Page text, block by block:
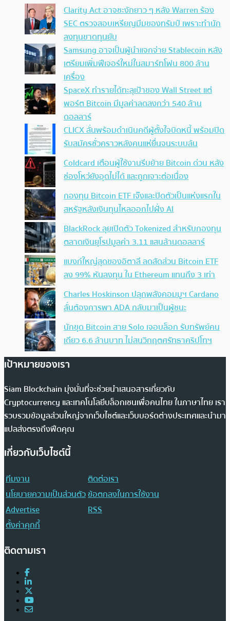
Clarity Act อาจชะงักยาว ๆ หลัง Warren ร้อง
SEC ตรวจสอบเหรียญมีมของทรัมป์ เพราะทำนัก
ลงทุนขาดทุนยับ
Samsung อาจเป็นผู้นำแจกจ่าย Stablecoin หลัง
เตรียมเพิ่มฟีเจอร์ใหม่ในสมาร์ทโฟน 800 ล้าน
เครื่อง
SpaceX ทำรายได้ทะลุเป้าของ Wall Street แต่
พอร์ต Bitcoin มีมูลค่าลดลงกว่า 540 ล้าน
ดอลลาร์
CLICX ลั่นพร้อมดำเนินคดีผู้ตั้งใจบิดหนี้ พร้อมปิด
รับสมัครชั่วคราวหลังคนแห่ยื่นจนระบบล้น
Coldcard เตือนผู้ใช้งานรีบย้าย Bitcoin ด่วน หลัง
ช่องโหว่ยังอุดไม่ได้ และถูกเจาะต่อเนื่อง
กองทุน Bitcoin ETF เจ๊งและปิดตัวเป็นแห่งแรกใน
สหรัฐหลังเงินทุนไหลออกไปฝั่ง AI
BlackRock ลุยเปิดตัว Tokenized สำหรับกองทุน
ตลาดเงินยุโรปมูลค่า 3.11 แสนล้านดอลลาร์
แบงก์ใหญ่สุดของอิตาลี ลดสัดส่วน Bitcoin ETF
ลง 99% หันลงทุน ใน Ethereum แทนถึง 3 เท่า
Charles Hoskinson ปลุกพลังคอมมูฯ Cardano
ลั่นต้องการพา ADA กลับมาเป็นผู้ชนะ
นักขุด Bitcoin สาย Solo เจอบล็อก รับทรัพย์คน
เดียว 6.6 ล้านบาท ไม่สนวิกฤตศรัทธาคริปโทฯ
เป้าหมายของเรา
Siam Blockchain มุ่งมั่นที่จะช่วยนำเสนอสารเกี่ยวกับ
Cryptocurrency และเทคโนโลยีบล็อกเชนเพื่อคนไทย ในภาษาไทย เรา
รวบรวมข้อมูลส่วนใหญ่จากเว็บไซต์และเว็บบอร์ดต่างประเทศและนำมา
แปลส่งตรงถึงฟีดคุณ
เกี่ยวกับเว็บไซต์นี้
ทีมงาน
ติดต่อเรา
นโยบายความเป็นส่วนตัวข้อตกลงในการใช้งาน
Advertise
RSS
ตั้งค่าคุกกี้
ติดตามเรา